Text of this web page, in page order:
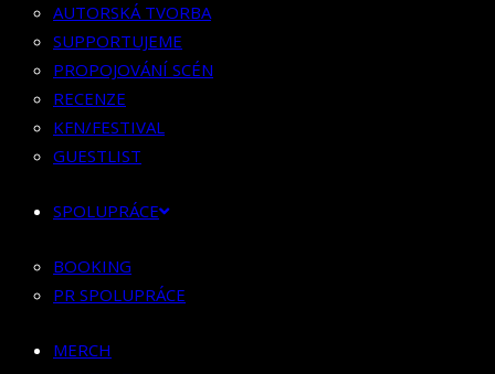
GUESTLIST
SPOLUPRÁCE
BOOKING
PR SPOLUPRÁCE
MERCH
AUTORSKÁ TVORBA
SUPPORTUJEME
PROPOJOVÁNÍ SCÉN
RECENZE
KFN/FESTIVAL
GUESTLIST
SPOLUPRÁCE
BOOKING
PR SPOLUPRÁCE
MERCH